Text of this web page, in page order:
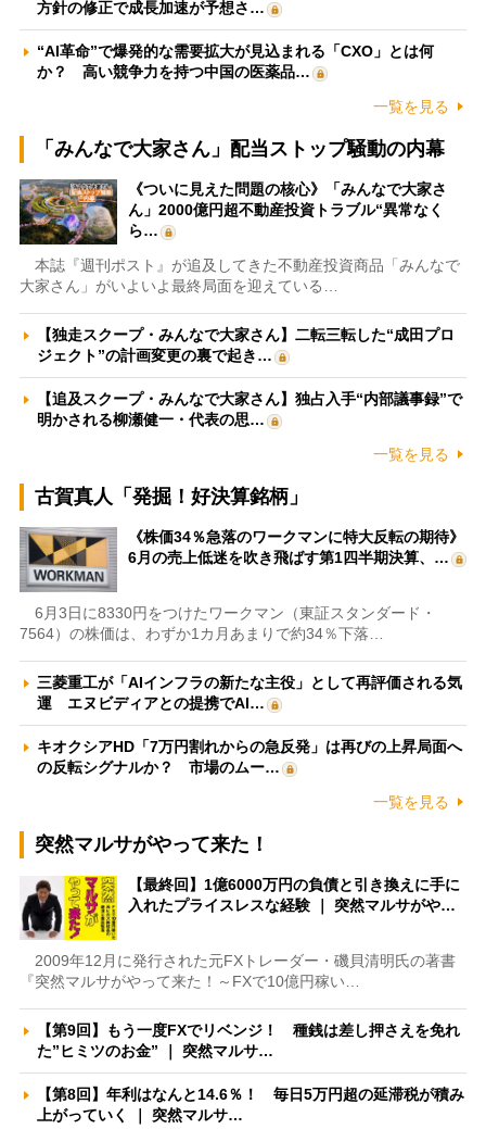
方針の修正で成長加速が予想さ…
“AI革命”で爆発的な需要拡大が見込まれる「CXO」とは何
か？ 高い競争力を持つ中国の医薬品…
一覧を見る
「みんなで大家さん」配当ストップ騒動の内幕
《ついに見えた問題の核心》「みんなで大家さ
ん」2000億円超不動産投資トラブル“異常なく
ら…
本誌『週刊ポスト』が追及してきた不動産投資商品「みんなで
大家さん」がいよいよ最終局面を迎えている…
【独走スクープ・みんなで大家さん】二転三転した“成田プロ
ジェクト”の計画変更の裏で起き…
【追及スクープ・みんなで大家さん】独占入手“内部議事録”で
明かされる柳瀬健一・代表の思…
一覧を見る
古賀真人「発掘！好決算銘柄」
《株価34％急落のワークマンに特大反転の期待》
6月の売上低迷を吹き飛ばす第1四半期決算、…
6月3日に8330円をつけたワークマン（東証スタンダード・
7564）の株価は、わずか1カ月あまりで約34％下落…
三菱重工が「AIインフラの新たな主役」として再評価される気
運 エヌビディアとの提携でAI…
キオクシアHD「7万円割れからの急反発」は再びの上昇局面へ
の反転シグナルか？ 市場のムー…
一覧を見る
突然マルサがやって来た！
【最終回】1億6000万円の負債と引き換えに手に
入れたプライスレスな経験 ｜ 突然マルサがや…
2009年12月に発行された元FXトレーダー・磯貝清明氏の著書
『突然マルサがやって来た！～FXで10億円稼い…
【第9回】もう一度FXでリベンジ！ 種銭は差し押さえを免れ
た”ヒミツのお金” ｜ 突然マルサ…
【第8回】年利はなんと14.6％！ 毎日5万円超の延滞税が積み
上がっていく ｜ 突然マルサ…